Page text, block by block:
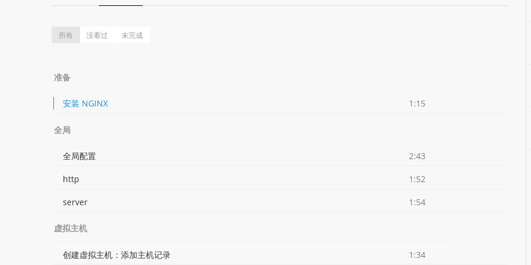
所有 没看过 未完成
准备
安装 NGINX 1:15
全局
全局配置 2:43
http 1:52
server 1:54
虚拟主机
创建虚拟主机：添加主机记录 1:34